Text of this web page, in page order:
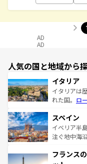
1
AD
AD
人気の国と地域から
イタリア
イタリアは
れた国。 ロ
ろん、トス
景など、自
ピザやパス
ませてくれ
スペイン
イベリア半
注ぐ地中海
文化が根付
フランス